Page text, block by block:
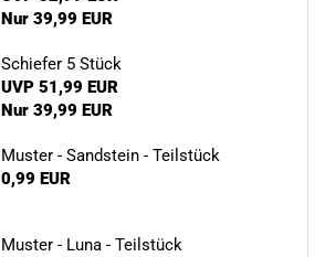
Nur 39,99 EUR
Schiefer 5 Stück
UVP 51,99 EUR
Nur 39,99 EUR
Muster - Sandstein - Teilstück
0,99 EUR
Muster - Luna - Teilstück